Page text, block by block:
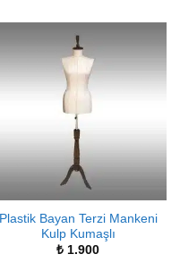
Plastik Bayan Terzi Mankeni
Kulp Kumaşlı
₺ 1.900